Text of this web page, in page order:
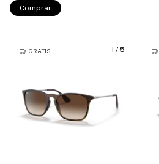
Comprar
1 / 5
GRATIS